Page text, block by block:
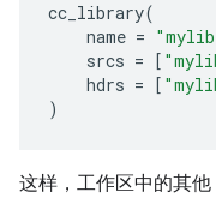
cc_library(
name =
srcs = [
hdrs = [
)
这样，工作区中的其他